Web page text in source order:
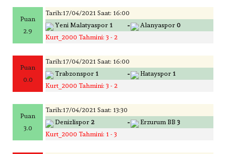
Puan
2.9
Tarih:17/04/2021 Saat: 16:00
Yeni Malatyaspor 1 - Alanyaspor 0
Kurt_2000 Tahmini: 3 - 2
Puan
0.0
Tarih:17/04/2021 Saat: 16:00
Trabzonspor 1 - Hatayspor 1
Kurt_2000 Tahmini: 3 - 2
Puan
3.0
Tarih:17/04/2021 Saat: 13:30
Denizlispor 2 - Erzurum BB 3
Kurt_2000 Tahmini: 1 - 3